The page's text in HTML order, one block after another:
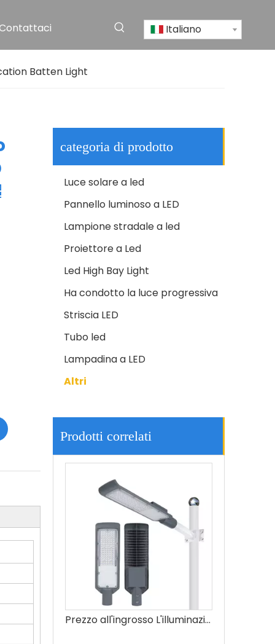
Italiano
Batten Light
categoria di prodotto
Luce solare a led
Pannello luminoso a LED
Lampione stradale a led
Proiettore a Led
Led High Bay Light
Ha condotto la luce progressiva
Striscia LED
Tubo led
Lampadina a LED
Altri
Prodotti correlati
Prezzo all'ingrosso L'illuminazione esterna impermeabile Smd 150w ha condotto il lampione